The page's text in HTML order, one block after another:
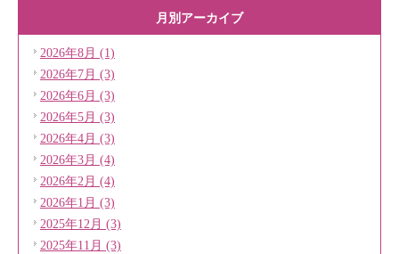
月別アーカイブ
2026年8月 (1)
2026年7月 (3)
2026年6月 (3)
2026年5月 (3)
2026年4月 (3)
2026年3月 (4)
2026年2月 (4)
2026年1月 (3)
2025年12月 (3)
2025年11月 (3)